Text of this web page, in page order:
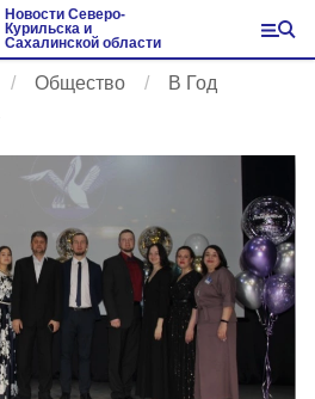
Новости Северо-
Курильска и
Сахалинской области
Общество
В Год